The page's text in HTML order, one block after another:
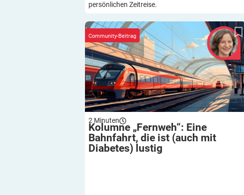
persönlichen Zeitreise.
Kolumne „Fernweh“: Eine Bahnfahrt, die ist
(auch mit Diabetes) lustig
Community-Beitrag
2 Minuten
Kolumne „Fernweh“: Eine
Bahnfahrt, die ist (auch mit
Diabetes) lustig